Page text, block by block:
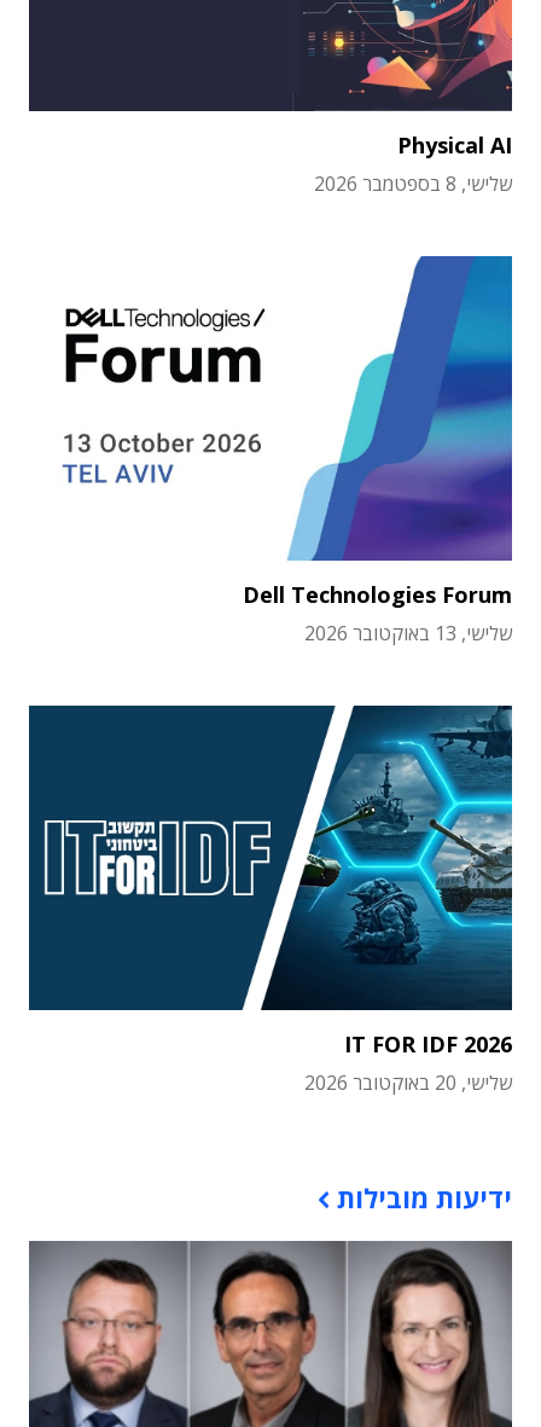
Physical AI
שלישי, 8 בספטמבר 2026
Dell Technologies Forum
שלישי, 13 באוקטובר 2026
IT FOR IDF 2026
שלישי, 20 באוקטובר 2026
ידיעות מובילות